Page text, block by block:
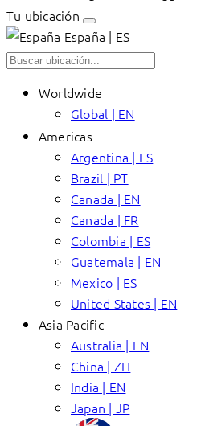
Tu ubicación
España | ES
Worldwide
Global | EN
Americas
Argentina | ES
Brazil | PT
Canada | EN
Canada | FR
Colombia | ES
Guatemala | EN
Mexico | ES
United States | EN
Asia Pacific
Australia | EN
China | ZH
India | EN
Japan | JP